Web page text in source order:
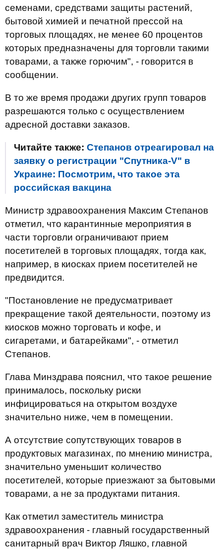
семенами, средствами защиты растений,
бытовой химией и печатной прессой на
торговых площадях, не менее 60 процентов
которых предназначены для торговли такими
товарами, а также горючим", - говорится в
сообщении.
В то же время продажи других групп товаров
разрешаются только с осуществлением
адресной доставки заказов.
Читайте также: Степанов отреагировал на
заявку о регистрации "Спутника-V" в
Украине: Посмотрим, что такое эта
российская вакцина
Министр здравоохранения Максим Степанов
отметил, что карантинные мероприятия в
части торговли ограничивают прием
посетителей в торговых площадях, тогда как,
например, в киосках прием посетителей не
предвидится.
"Постановление не предусматривает
прекращение такой деятельности, поэтому из
киосков можно торговать и кофе, и
сигаретами, и батарейками", - отметил
Степанов.
Глава Минздрава пояснил, что такое решение
принималось, поскольку риски
инфицироваться на открытом воздухе
значительно ниже, чем в помещении.
А отсутствие сопутствующих товаров в
продуктовых магазинах, по мнению министра,
значительно уменьшит количество
посетителей, которые приезжают за бытовыми
товарами, а не за продуктами питания.
Как отметил заместитель министра
здравоохранения - главный государственный
санитарный врач Виктор Ляшко, главной